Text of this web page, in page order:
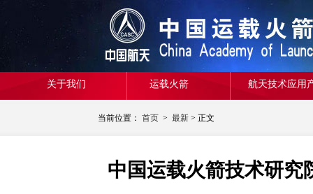
关于我们 运载火箭 航天技术应用
当前位置： 首页 > 最新 > 正文
中国运载火箭技术研究